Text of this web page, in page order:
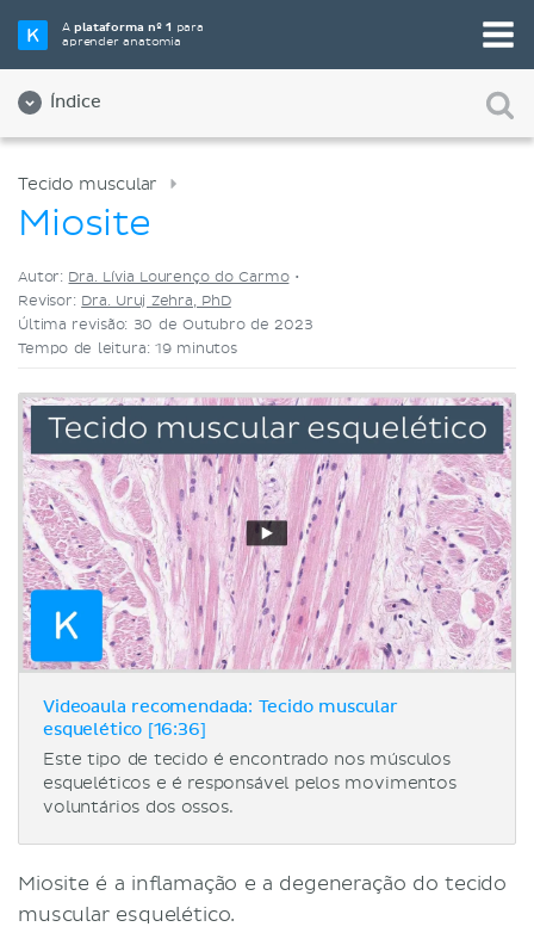
Aplataforma nº 1 para
aprender anatomia
Índice
Selecione a sua ferramenta de estudo favorita
Videoaulas
Tecido muscular
Miosite
Autor: Dra. Lívia Lourenço do Carmo•
Revisor: Dra. Uruj Zehra, PhD
Última revisão: 30 de Outubro de 2023
Tempo de leitura: 19 minutos
Videoaula recomendada: Tecido muscular
esquelético [16:36]
Este tipo de tecido é encontrado nos músculos
esqueléticos e é responsável pelos movimentos
voluntários dos ossos.
Miosite é a inflamação e a degeneração do tecido
muscular esquelético.